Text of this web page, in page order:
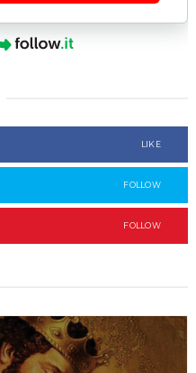
LIKE
FOLLOW
FOLLOW